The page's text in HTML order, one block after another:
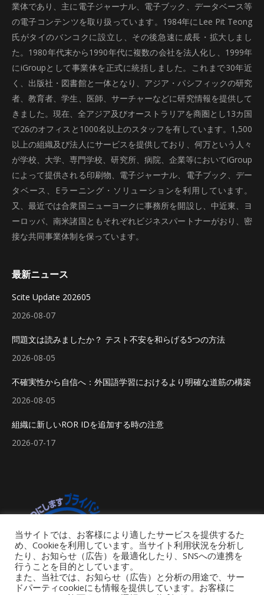
業体であり、主に電子ジャーナル、電子ブック、データベース等
の電子コンテンツを取り扱っています。1984年にLee Pit Teong
氏がタイのバンコクに設立し、その後急速に成長・拡大しまし
た。1980年代末から1990年代に複数の会社を法人化し、1999年
にiGroupとして事業体を正式に統括しました。これまで30年近
く、出版社・図書館と一体となり、アジア・パシフィックの研究
者、教育者、学生、医師、サーチャーなどに研究情報を提供して
きました。現在、全アジア及びオーストラリアを商圏とし13カ国
で26のオフィスと1000名以上のスタッフを有しています。1,500
以上の組織及び法人にサービスを提供しており、何万という人々
が学校、大学、専門学校、研究所、病院、企業等においてiGroup
によって提供される印刷物、電子ジャーナル、電子ブック、デー
タベース、Eラーニング・ソリューションを利用しています。
又、最近では合衆国ニューヨークに事務所を開設し、中近東、ヨ
ーロッパ、南米諸国ともそれぞれビジネスパートナーがおり、密
接な共同事業体制を保っています。
最新ニュース
Scite Update 202605
2026-08-07
問題文は読みましたか？ テスト不安を和らげる5つの方法
2026-08-05
不確実性から自信へ：外国語学習におけるより明確な道筋の構築
2026-08-05
組織に新しいROR IDを追加する時の注意
2026-07-17
当サイトでは、お客様により適したサービスを提供するた
め、Cookieを利用しています。当サイト利用状況を分析し
たり、お知らせ（広告）を最適化したり、SNSへの連携を
行うことを目的としています。
また、当社では、お知らせ（広告）と分析の用途で、サー
ドパーティcookieにも情報を提供しています。お客様に